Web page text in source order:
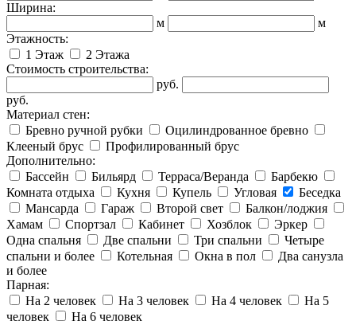
Ширина:
м
м
Этажность:
1 Этаж
2 Этажа
Стоимость строительства:
руб.
руб.
Материал стен:
Бревно ручной рубки
Оцилиндрованное бревно
Клееный брус
Профилированный брус
Дополнительно:
Бассейн
Бильярд Терраса/Веранда
Барбекю
Комната отдыха
Кухня Купель Угловая
Беседка
Мансарда
Гараж Второй свет
Балкон/лоджия
Хамам
Спортзал Кабинет Хозблок
Эркер
Одна спальня
Две спальни Три спальни
Четыре
спальни и более
Котельная Окна в пол
Два санузла
и более
Парная:
На 2 человек
На 3 человек На 4 человек
На 5
человек
На 6 человек